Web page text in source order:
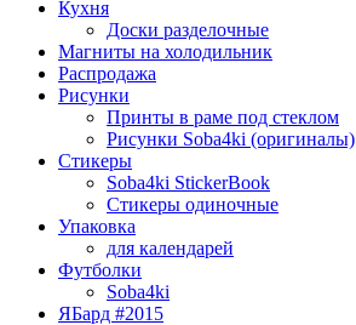
Кухня
Доски разделочные
Магниты на холодильник
Распродажа
Рисунки
Принты в раме под стеклом
Рисунки Soba4ki (оригиналы)
Стикеры
Soba4ki StickerBook
Стикеры одиночные
Упаковка
для календарей
Футболки
Soba4ki
ЯБард #2015